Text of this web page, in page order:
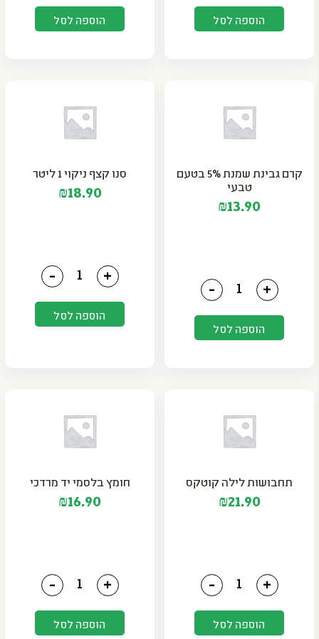
הוספה לסל הוספה לסל
קרם גבינת שמנת 5% בטעם
טבעי
₪13.90
כמות של קרם גבינת שמנת 5% בטעם טבעי
+
-
הוספה לסל
סנו קצף ניקוי 1 ליטר
₪18.90
כמות של סנו קצף ניקוי 1 ליטר
+
-
הוספה לסל
תחבושות לילה קוטקס
₪21.90
כמות של תחבושות לילה קוטקס
+
-
הוספה לסל
חומץ בלסמי יד מרדכי
₪16.90
כמות של חומץ בלסמי יד
+
-
הוספה לסל